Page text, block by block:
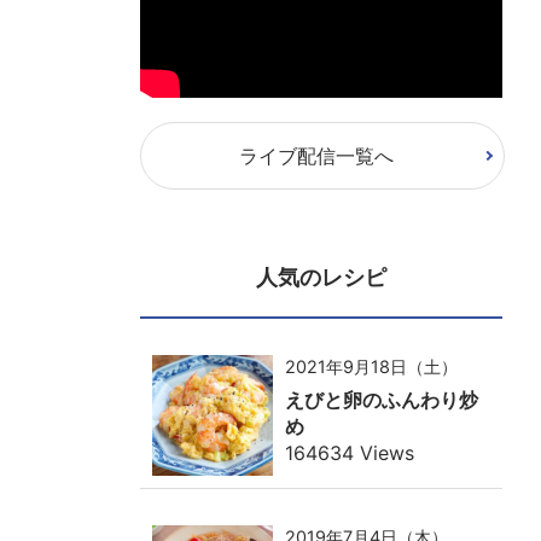
ライブ配信一覧へ
人気のレシピ
2021年9月18日（土）
えびと卵のふんわり炒
め
164634 Views
2019年7月4日（木）